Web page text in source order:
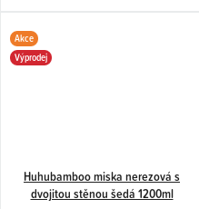
Akce
Výprodej
Huhubamboo miska nerezová s
dvojitou stěnou šedá 1200ml